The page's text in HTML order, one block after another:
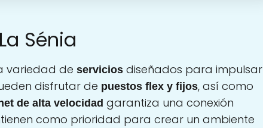
Sénia
variedad de servicios diseñados para impulsar
disfrutar de puestos flex y fijos, así como
de alta velocidad garantiza una conexión
como prioridad para crear un ambiente